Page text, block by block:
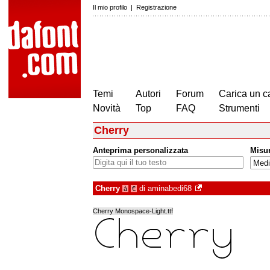
Il mio profilo | Registrazione
Temi
Novità
Autori
Top
Forum
FAQ
Carica un
Strumenti
Cherry
Anteprima personalizzata
Cherry à € di aminabedi68
Cherry Monospace-Light.ttf